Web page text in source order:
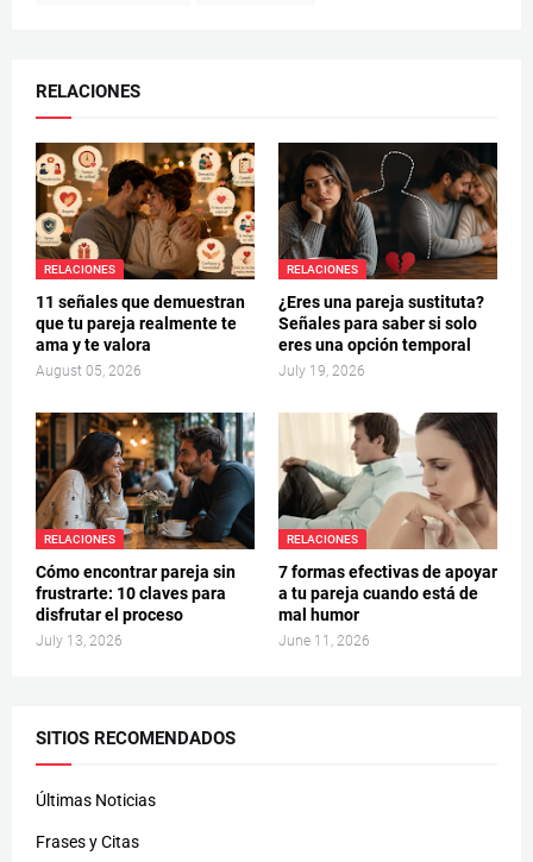
RELACIONES
RELACIONES
11 señales que demuestran
que tu pareja realmente te
ama y te valora
August 05, 2026
RELACIONES
¿Eres una pareja sustituta?
Señales para saber si solo
eres una opción temporal
July 19, 2026
RELACIONES
Cómo encontrar pareja sin
frustrarte: 10 claves para
disfrutar el proceso
July 13, 2026
RELACIONES
7 formas efectivas de apoyar
a tu pareja cuando está de
mal humor
June 11, 2026
SITIOS RECOMENDADOS
Últimas Noticias
Frases y Citas